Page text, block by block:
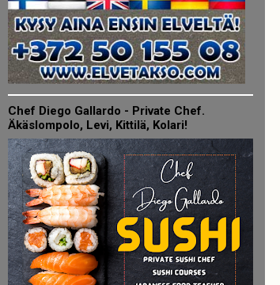
Chef Diego Gallardo - Private Chef.
Äkäslompolo, Levi, Kittilä, Kolari!